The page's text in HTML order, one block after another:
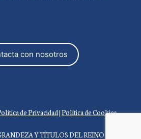
con nosotros
de Privacidad|Política de Cookies
Y TÍTULOS DEL REINO 2026